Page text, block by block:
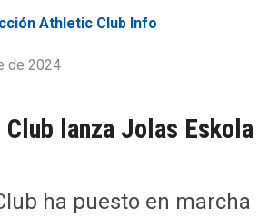
Athletic Club Info
de 2024
lanza Jolas Eskola
ha puesto en marcha